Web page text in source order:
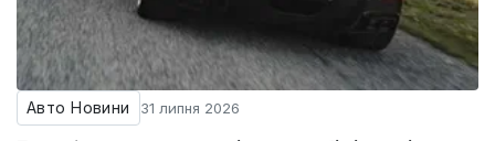
Авто Новини 31 липня 2026